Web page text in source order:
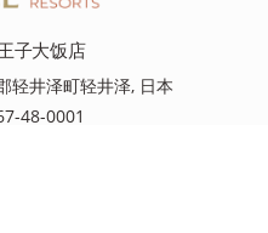
子大饭店
轻井泽町轻井泽, 日本
48-0001